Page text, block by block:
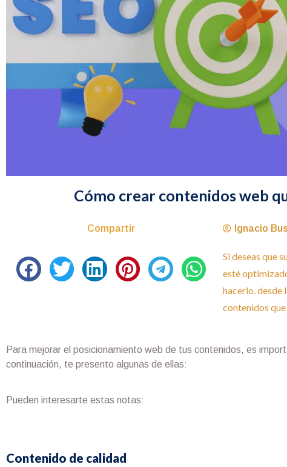
Cómo crear contenidos web
Compartir Ignacio
Si deseas que
esté
hacerlo. desde
contenidos
Para mejorar el posicionamiento web de tus contenidos, es
continuación, te presento algunas de ellas:
Pueden interesarte estas notas:​
Contenido de calidad